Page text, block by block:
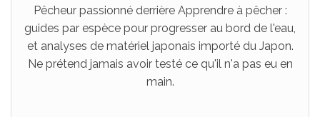
Pêcheur passionné derrière Apprendre à pêcher :
guides par espèce pour progresser au bord de l'eau,
et analyses de matériel japonais importé du Japon.
Ne prétend jamais avoir testé ce qu'il n'a pas eu en
main.